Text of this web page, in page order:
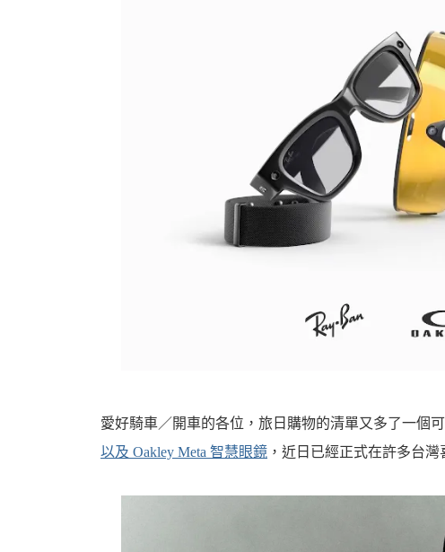
愛好騎車／開車的各位，旅日購物的清單又多了一個
以及 Oakley Meta 智慧眼鏡 ，近日已經正式在許多台